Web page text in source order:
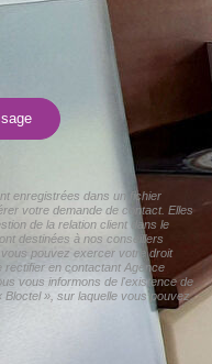
enregistrées dans un fichier
votre demande de contact. Elles
de la relation client dans le
destinées à nos conseillers
vous pouvez exercer votre droit
rectifier en contactant Agence
vous informons de l'existence de
Bloctel », sur laquelle vous pouvez